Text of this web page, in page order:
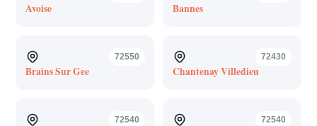
Avoise Bannes
72550
Brains Sur Gee
72430
Chantenay Villedieu
72540 72540